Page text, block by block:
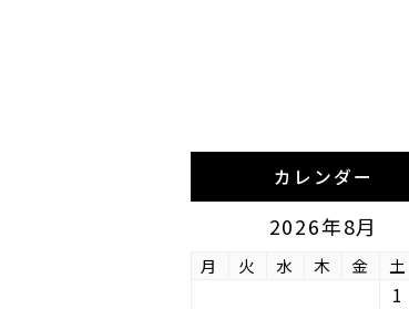
カレンダー
2026年8月
月 火 水 木 金 土
1